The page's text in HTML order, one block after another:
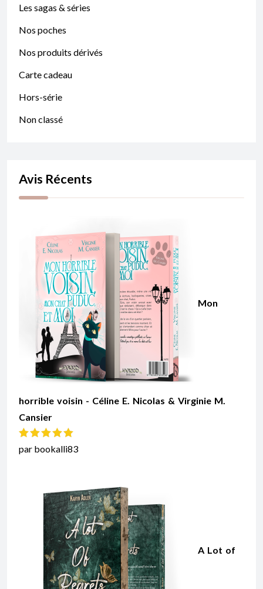
Les sagas & séries
Nos poches
Nos produits dérivés
Carte cadeau
Hors-série
Non classé
Avis Récents
Mon
horrible voisin - Céline E. Nicolas & Virginie M.
Cansier
Note5sur 5
par bookalli83
A Lot of